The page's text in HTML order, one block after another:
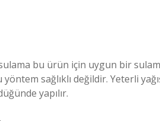
bu ürün için uygun bir
sağlıklı değildir. Yeterli
yapılır.